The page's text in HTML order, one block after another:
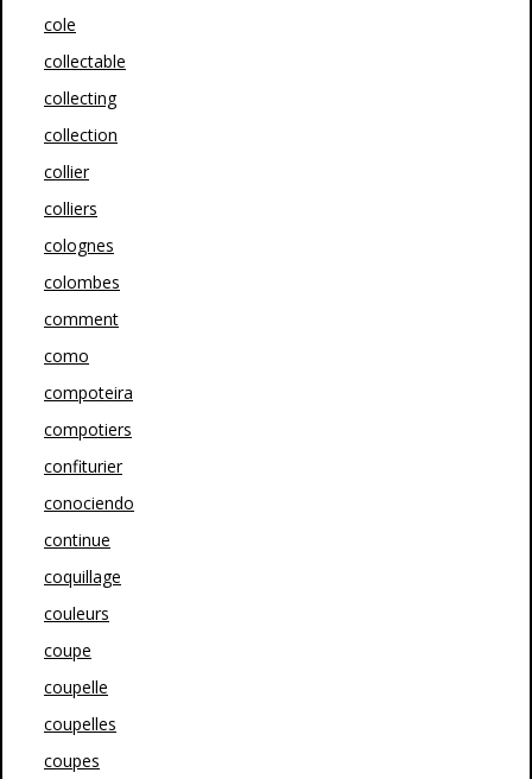
cole
collectable
collecting
collection
collier
colliers
colognes
colombes
comment
como
compoteira
compotiers
confiturier
conociendo
continue
coquillage
couleurs
coupe
coupelle
coupelles
coupes